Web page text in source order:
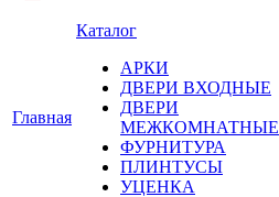
Главная
Каталог
АРКИ
ДВЕРИ ВХОДНЫЕ
ДВЕРИ
МЕЖКОМНАТНЫЕ
ФУРНИТУРА
ПЛИНТУСЫ
УЦЕНКА